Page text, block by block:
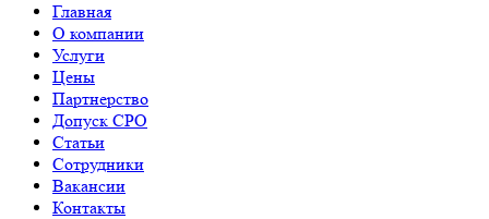
Главная
О компании
Услуги
Цены
Партнерство
Допуск СРО
Статьи
Сотрудники
Вакансии
Контакты